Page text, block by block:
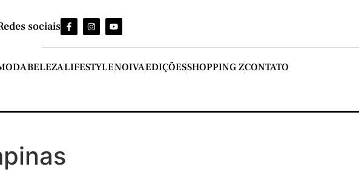
sociais
BELEZALIFESTYLENOIVAEDIÇÕESSHOPPING ZCONTATO